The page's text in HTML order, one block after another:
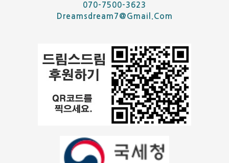
070-7500-3623
Dreamsdream7@gmail.com